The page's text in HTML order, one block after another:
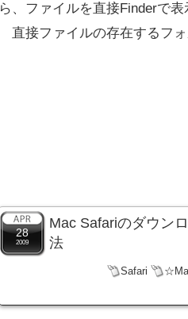
ら、ファイルを直接Finderで表
直接ファイルの存在するフ
28
2009
Mac Safariのダウン
法
Safari